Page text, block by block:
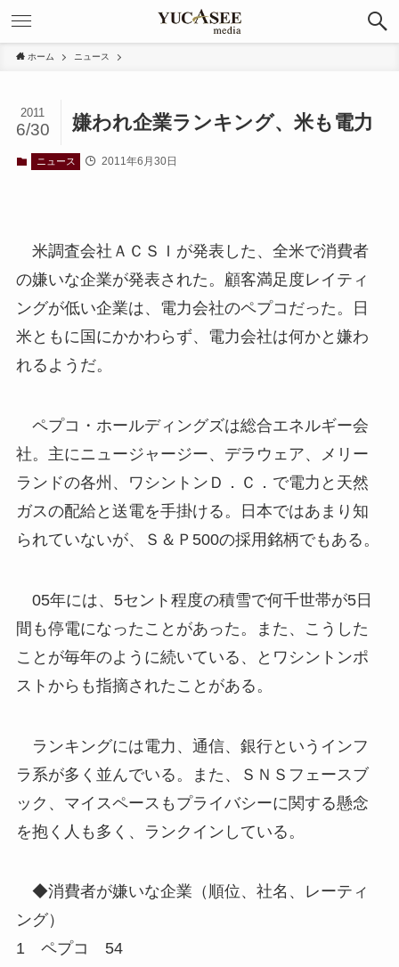
ホーム ニュース
嫌われ企業ランキング、米も電力
2011
6/30
ニュース 2011年6月30日
米調査会社ＡＣＳＩが発表した、全米で消費者
の嫌いな企業が発表された。顧客満足度レイティ
ングが低い企業は、電力会社のペプコだった。日
米ともに国にかかわらず、電力会社は何かと嫌わ
れるようだ。
ペプコ・ホールディングズは総合エネルギー会
社。主にニュージャージー、デラウェア、メリー
ランドの各州、ワシントンＤ．Ｃ．で電力と天然
ガスの配給と送電を手掛ける。日本ではあまり知
られていないが、Ｓ＆Ｐ500の採用銘柄でもある。
05年には、5セント程度の積雪で何千世帯が5日
間も停電になったことがあった。また、こうした
ことが毎年のように続いている、とワシントンポ
ストからも指摘されたことがある。
ランキングには電力、通信、銀行というインフ
ラ系が多く並んでいる。また、ＳＮＳフェースブ
ック、マイスペースもプライバシーに関する懸念
を抱く人も多く、ランクインしている。
◆消費者が嫌いな企業（順位、社名、レーティ
ング）
1 ペプコ 54